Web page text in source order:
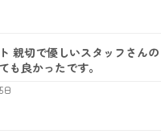
親切で優しいスタッフさんの
も良かったです。
日